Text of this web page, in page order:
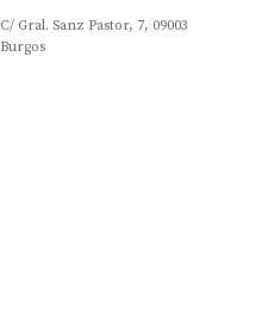
C/ Gral. Sanz Pastor, 7, 09003
Burgos